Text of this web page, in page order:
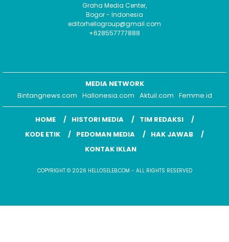
Graha Media Center,
Bogor - Indonesia
editorhellogroup@gmail.com
+628557777888
MEDIA NETWORK
Bintangnews.com Hallonesia.com Aktuil.com Femme.id
HOME HISTORI MEDIA
TIM REDAKSI
KODE ETIK
PEDOMAN MEDIA
HAK JAWAB
KONTAK IKLAN
COPYRIGHT © 2026 HELLOSELEB.COM - ALL RIGHTS RESERVED